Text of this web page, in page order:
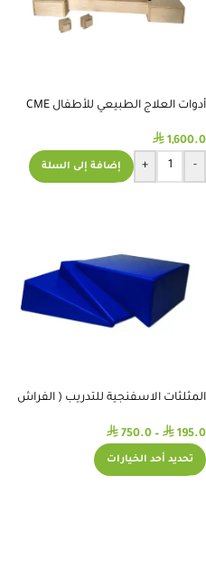
أدوات العلاج الطبيعي للأطفال CME
⃁ 1,600.0
-
+ إضافة إلى السلة
المثلثات الاسفنجية للتدريب ( الفراش
⃁ 195.0
–
⃁ 750.0
تحديد أحد الخيارات